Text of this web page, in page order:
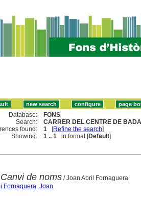
Database:
FONS
Search:
CARRER DEL CENTRE DE
found:
1 [Refine the search]
Showing:
1 .. 1 in format [Default]
de noms/ Joan Abril Fornaguera
Fornaguera, Joan